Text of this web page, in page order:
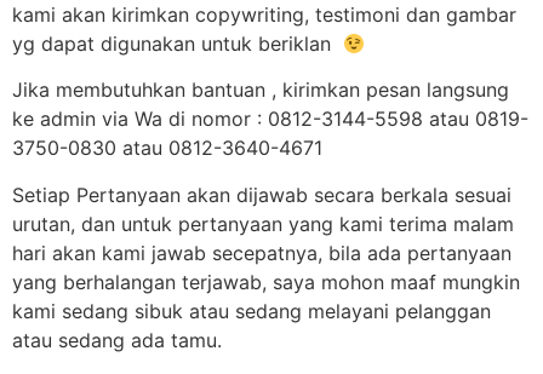
kami akan kirimkan copywriting, testimoni dan gambar
yg dapat digunakan untuk beriklan
Jika membutuhkan bantuan , kirimkan pesan langsung
ke admin via Wa di nomor : 0812-3144-5598 atau 0819-
3750-0830 atau 0812-3640-4671
Setiap Pertanyaan akan dijawab secara berkala sesuai
urutan, dan untuk pertanyaan yang kami terima malam
hari akan kami jawab secepatnya, bila ada pertanyaan
yang berhalangan terjawab, saya mohon maaf mungkin
kami sedang sibuk atau sedang melayani pelanggan
atau sedang ada tamu.